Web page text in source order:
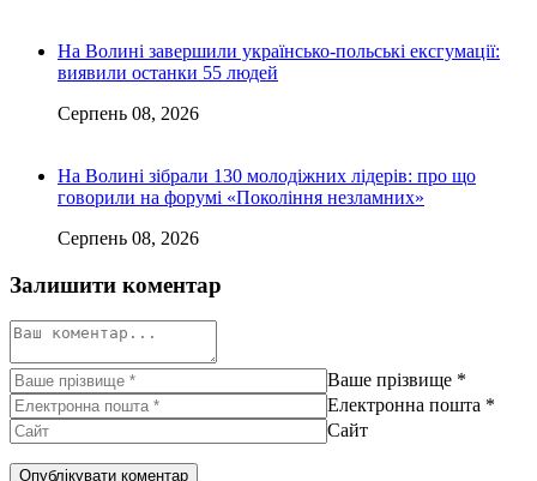
На Волині завершили українсько-польські ексгумації:
виявили останки 55 людей
Серпень 08, 2026
На Волині зібрали 130 молодіжних лідерів: про що
говорили на форумі «Покоління незламних»
Серпень 08, 2026
Залишити коментар
Ваше прізвище *
Електронна пошта *
Сайт